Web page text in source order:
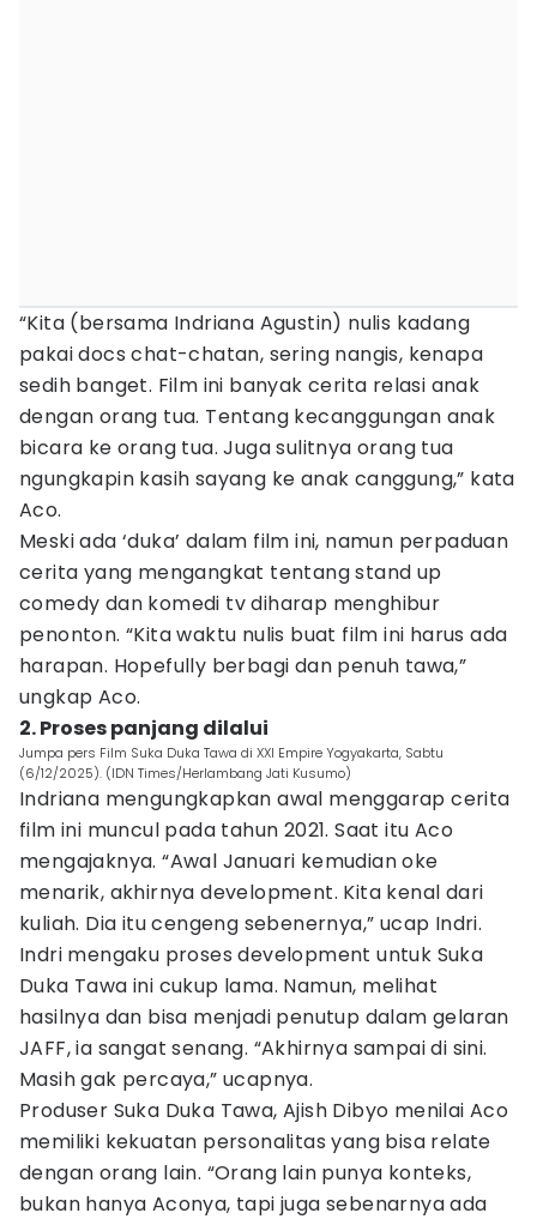
“Kita (bersama Indriana Agustin) nulis kadang
pakai docs chat-chatan, sering nangis, kenapa
sedih banget. Film ini banyak cerita relasi anak
dengan orang tua. Tentang kecanggungan anak
bicara ke orang tua. Juga sulitnya orang tua
ngungkapin kasih sayang ke anak canggung,” kata
Aco.
Meski ada ‘duka’ dalam film ini, namun perpaduan
cerita yang mengangkat tentang stand up
comedy dan komedi tv diharap menghibur
penonton. “Kita waktu nulis buat film ini harus ada
harapan. Hopefully berbagi dan penuh tawa,”
ungkap Aco.
2. Proses panjang dilalui
Jumpa pers Film Suka Duka Tawa di XXI Empire Yogyakarta, Sabtu
(6/12/2025). (IDN Times/Herlambang Jati Kusumo)
Indriana mengungkapkan awal menggarap cerita
film ini muncul pada tahun 2021. Saat itu Aco
mengajaknya. “Awal Januari kemudian oke
menarik, akhirnya development. Kita kenal dari
kuliah. Dia itu cengeng sebenernya,” ucap Indri.
Indri mengaku proses development untuk Suka
Duka Tawa ini cukup lama. Namun, melihat
hasilnya dan bisa menjadi penutup dalam gelaran
JAFF, ia sangat senang. “Akhirnya sampai di sini.
Masih gak percaya,” ucapnya.
Produser Suka Duka Tawa, Ajish Dibyo menilai Aco
memiliki kekuatan personalitas yang bisa relate
dengan orang lain. “Orang lain punya konteks,
bukan hanya Aconya, tapi juga sebenarnya ada